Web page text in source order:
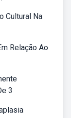
Cultural Na
Relação Ao
3